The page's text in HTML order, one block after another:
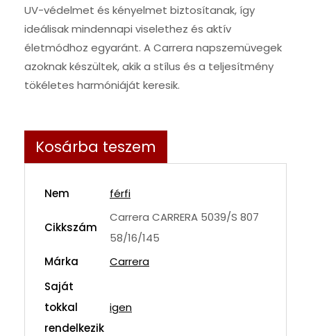
UV-védelmet és kényelmet biztosítanak, így
ideálisak mindennapi viselethez és aktív
életmódhoz egyaránt. A Carrera napszemüvegek
azoknak készültek, akik a stílus és a teljesítmény
tökéletes harmóniáját keresik.
Kosárba teszem
Nem férfi
Cikkszám
Carrera CARRERA 5039/S 807
58/16/145
Márka
Carrera
Saját
tokkal
rendelkezik
igen